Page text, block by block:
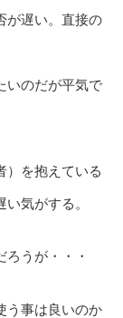
が遅い。直接の
いのだが平気で
）を抱えている
気がする。
うが・・・
う事は良いのか